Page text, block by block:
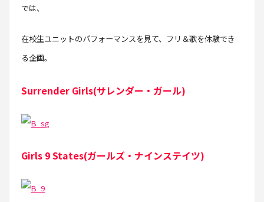
では、
在校生ユニットのパフォーマンスを見て、フリ＆歌を体験でき
る企画。
Surrender Girls(サレンダー・ガール)
Girls 9 States(ガールズ・ナインステイツ)